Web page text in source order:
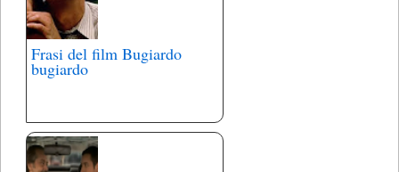
Frasi del film Bugiardo
bugiardo